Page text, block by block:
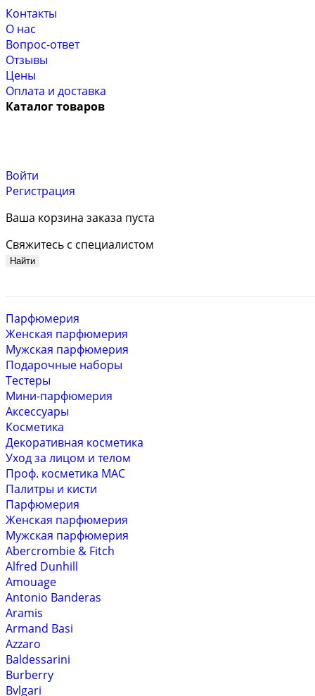
Контакты
О нас
Вопрос-ответ
Отзывы
Цены
Оплата и доставка
Каталог товаров
Войти
Регистрация
Ваша корзина заказа пуста
Свяжитесь с специалистом
Парфюмерия
Женская парфюмерия
Мужская парфюмерия
Подарочные наборы
Тестеры
Мини-парфюмерия
Аксессуары
Косметика
Декоративная косметика
Уход за лицом и телом
Проф. косметика MAC
Палитры и кисти
Парфюмерия
Женская парфюмерия
Мужская парфюмерия
Abercrombie & Fitch
Alfred Dunhill
Amouage
Antonio Banderas
Aramis
Armand Basi
Azzaro
Baldessarini
Burberry
Bvlgari